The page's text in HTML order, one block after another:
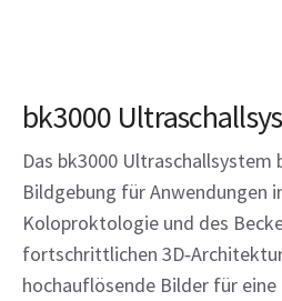
bk3000
Das bk3000
Bildgebung für Anwendungen
Koloproktologie und des
fortschrittlichen
hochauflösende Bilder für